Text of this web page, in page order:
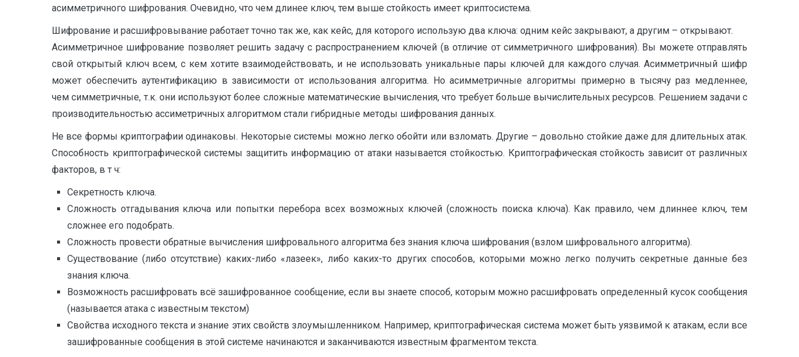
асимметричного шифрования. Очевидно, что чем длинее ключ, тем выше стойкость имеет криптосистема.
Шифрование и расшифровывание работает точно так же, как кейс, для которого использую два ключа: одним кейс закрывают, а другим – открывают.
Асимметричное шифрование позволяет решить задачу с распространением ключей (в отличие от симметричного шифрования). Вы можете отправлять
свой открытый ключ всем, с кем хотите взаимодействовать, и не использовать уникальные пары ключей для каждого случая. Асимметричный шифр
может обеспечить аутентификацию в зависимости от использования алгоритма. Но асимметричные алгоритмы примерно в тысячу раз медленнее,
чем симметричные, т.к. они используют более сложные математические вычисления, что требует больше вычислительных ресурсов. Решением задачи с
производительностью ассиметричных алгоритмом стали гибридные методы шифрования данных.
Не все формы криптографии одинаковы. Некоторые системы можно легко обойти или взломать. Другие – довольно стойкие даже для длительных атак.
Способность криптографической системы защитить информацию от атаки называется стойкостью. Криптографическая стойкость зависит от различных
факторов, в т ч:
Секретность ключа.
Сложность отгадывания ключа или попытки перебора всех возможных ключей (сложность поиска ключа). Как правило, чем длиннее ключ, тем
сложнее его подобрать.
Сложность провести обратные вычисления шифровального алгоритма без знания ключа шифрования (взлом шифровального алгоритма).
Существование (либо отсутствие) каких-либо «лазеек», либо каких-то других способов, которыми можно легко получить секретные данные без
знания ключа.
Возможность расшифровать всё зашифрованное сообщение, если вы знаете способ, которым можно расшифровать определенный кусок сообщения
(называется атака с известным текстом)
Свойства исходного текста и знание этих свойств злоумышленником. Например, криптографическая система может быть уязвимой к атакам, если все
зашифрованные сообщения в этой системе начинаются и заканчиваются известным фрагментом текста.